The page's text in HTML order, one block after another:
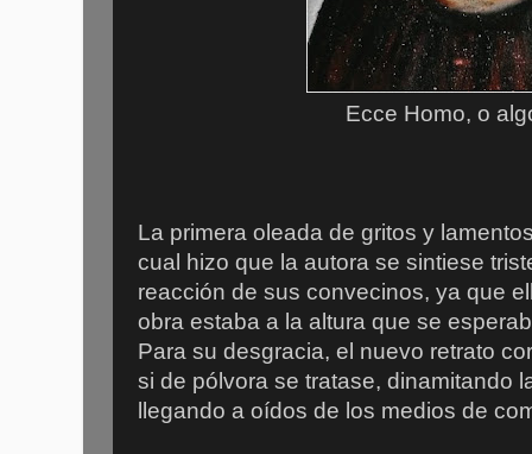
Ecce Homo, o
La primera oleada de gritos y
cual hizo que la autora se sintiese
reacción de sus convecinos, ya que
obra estaba a la altura que se
Para su desgracia, el nuevo retrato
si de pólvora se tratase, dinamitando
llegando a oídos de los medios de